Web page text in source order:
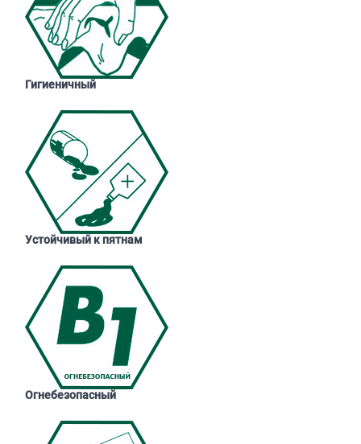
Гигиеничный
Устойчивый к пятнам
Огнебезопасный